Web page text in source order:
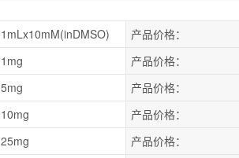
1mLx10mM(inDMSO) 产品价格：
1mg 产品价格：
5mg 产品价格：
10mg 产品价格：
25mg 产品价格：